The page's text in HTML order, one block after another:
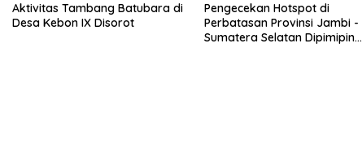
Aktivitas Tambang Batubara di
Desa Kebon IX Disorot
Pengecekan Hotspot di
Perbatasan Provinsi Jambi -
Sumatera Selatan Dipimipin